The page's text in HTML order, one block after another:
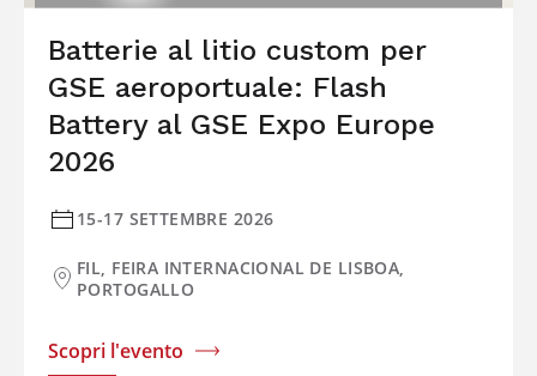
Batterie al litio custom per
GSE aeroportuale: Flash
Battery al GSE Expo Europe
2026
15-17 SETTEMBRE 2026
FIL, FEIRA INTERNACIONAL DE LISBOA,
PORTOGALLO
Scopri l'evento